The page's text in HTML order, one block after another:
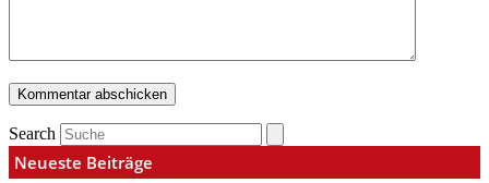
Search
Neueste Beiträge